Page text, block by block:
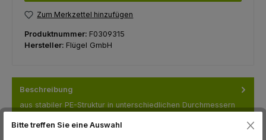
Zum Merkzettel hinzufügen
Produktnummer: F0309315
Hersteller: Flügel GmbH
Beschreibung
aus stabiler PE-Struktur in unterschiedlichen Durchmessern
für L…Mehr
Bitte treffen Sie eine Auswahl